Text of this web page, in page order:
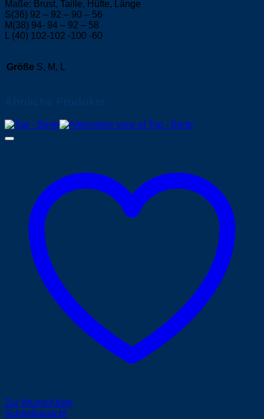
Maße: Brust, Taille, Hüfte, Länge
S(36) 92 – 92 – 90 – 56
M(38) 94- 94 – 92 – 58
L (40) 102-102 -100 -60
Größe S, M, L
Zur Wunschliste
Schnellansicht